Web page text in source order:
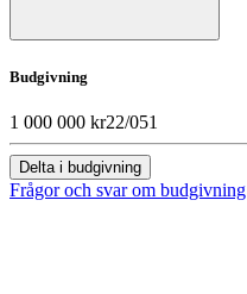
Budgivning
1 000 000 kr22/051
Delta i budgivning
Frågor och svar om budgivning